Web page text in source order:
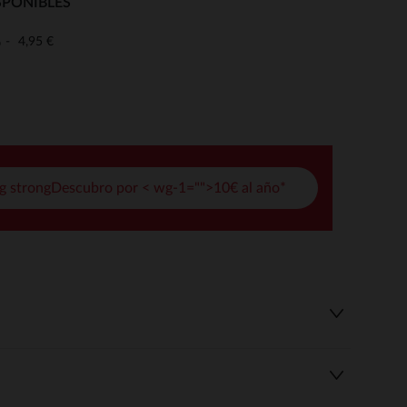
de privacidad, garantizando el cumplimiento de las
4,95 €
strongDescubro por < wg-1="">10€ al año*